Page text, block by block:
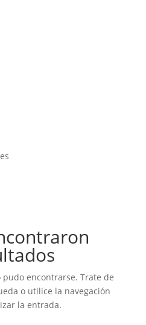
encontrarse. Trate de
o utilice la navegación
la entrada.